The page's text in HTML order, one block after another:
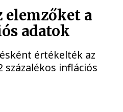
elemzőket a
adatok
értékelték az
százalékos inflációs